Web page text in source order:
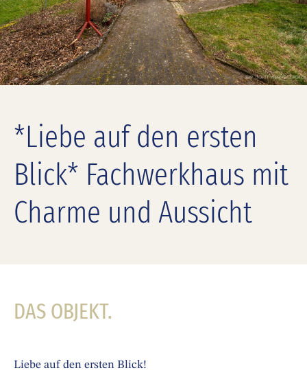
*Liebe auf den ersten
Blick* Fachwerkhaus mit
Charme und Aussicht
DAS OBJEKT.
Liebe auf den ersten Blick!